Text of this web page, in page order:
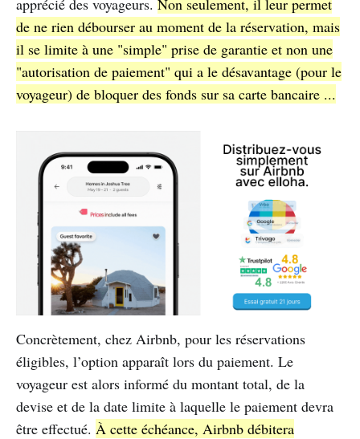
apprécié des voyageurs. Non seulement, il leur permet
de ne rien débourser au moment de la réservation, mais
il se limite à une "simple" prise de garantie et non une
"autorisation de paiement" qui a le désavantage (pour le
voyageur) de bloquer des fonds sur sa carte bancaire ...
Concrètement, chez Airbnb, pour les réservations
éligibles, l’option apparaît lors du paiement. Le
voyageur est alors informé du montant total, de la
devise et de la date limite à laquelle le paiement devra
être effectué. À cette échéance, Airbnb débitera